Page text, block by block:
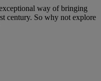
way of bringing
century. So why not explore